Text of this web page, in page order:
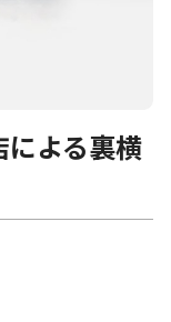
よる裏横